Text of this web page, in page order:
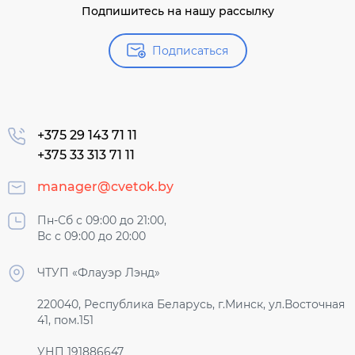
Подпишитесь на нашу рассылку
Подписаться
+375 29 143 71 11
+375 33 313 71 11
manager@cvetok.by
Пн-Сб с 09:00 до 21:00,
Вс с 09:00 до 20:00
ЧТУП «Флауэр Лэнд»
220040, Республика Беларусь, г.Минск, ул.Восточная
41, пом.151
УНП 191886647